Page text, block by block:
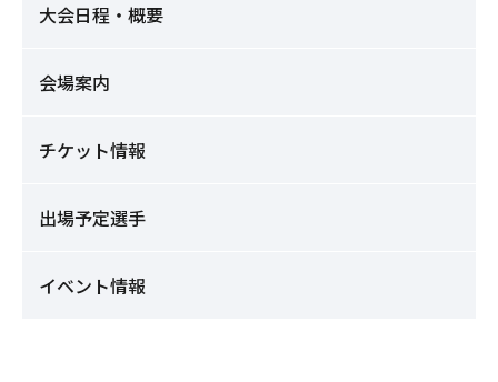
大会日程・概要
会場案内
チケット情報
出場予定選手
イベント情報